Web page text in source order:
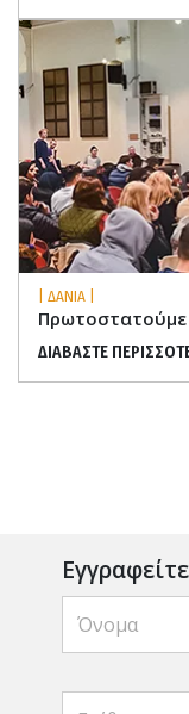
| ΔΑΝΙΑ |
ΔΙΑΒΑΣΤΕ
Εγγραφείτε